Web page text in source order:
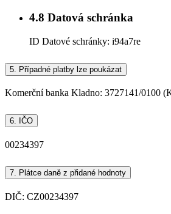
4.8 Datová schránka
ID Datové schránky: i94a7re
5. Případné platby lze poukázat
Komerční banka Kladno: 3727141/0100
6. IČO
00234397
7. Plátce daně z přidané hodnoty
DIČ: CZ00234397